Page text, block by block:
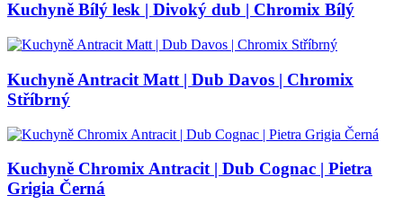
Kuchyně Bílý lesk | Divoký dub | Chromix Bílý
Kuchyně Antracit Matt | Dub Davos | Chromix
Stříbrný
Kuchyně Chromix Antracit | Dub Cognac | Pietra
Grigia Černá